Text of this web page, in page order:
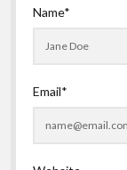
Name*
Email*